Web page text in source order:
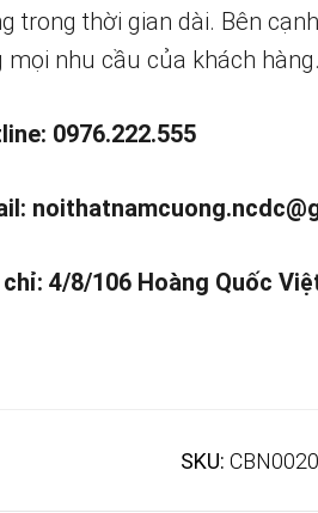
trong thời gian dài. Bên
mọi nhu cầu của khách hàng.
0976.222.555
4/8/106 Hoàng Quốc
SKU: CBN0020